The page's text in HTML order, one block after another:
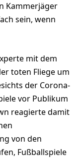
Kammerjäger
sein, wenn
mit dem
toten Fliege um
der Corona-
vor Publikum
reagierte damit
von den
Fußballspiele